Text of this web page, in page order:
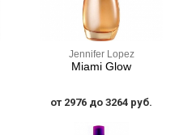
Jennifer Lopez
Miami Glow
от 2976 до 3264 руб.